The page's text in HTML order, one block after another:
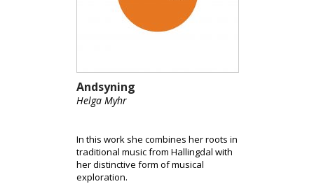
Andsyning
Helga Myhr
In this work she combines her roots in
traditional music from Hallingdal with
her distinctive form of musical
exploration.